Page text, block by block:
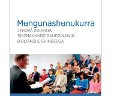
zhiso
uka
kʉ
na
kʉndunga
na
kʉndunga